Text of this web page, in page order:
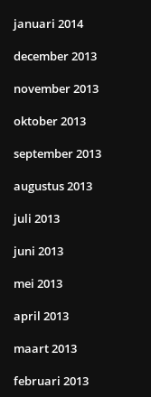
januari 2014
december 2013
november 2013
oktober 2013
september 2013
augustus 2013
juli 2013
juni 2013
mei 2013
april 2013
maart 2013
februari 2013